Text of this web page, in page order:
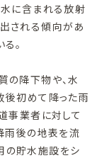
に含まれる放射
される傾向があ
。
の降下物や、水
後初めて降った雨
事業者に対して
雨後の地表を流
貯水施設をシ